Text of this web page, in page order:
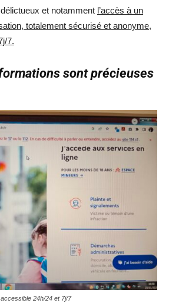
et notamment l’accès à un
totalement sécurisé et anonyme,
7.
sont précieuses
24h/24 et 7j/7